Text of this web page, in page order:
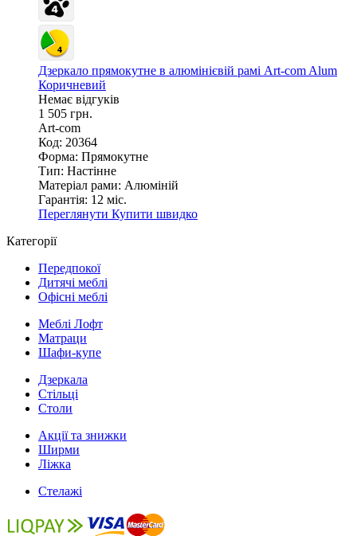
Дзеркало прямокутне в алюмінієвій рамі Art-com Alum
Коричневий
Немає відгуків
1 505 грн.
Art-com
Код: 20364
Форма: Прямокутне
Тип: Настінне
Матеріал рами: Алюміній
Гарантія: 12 міс.
Переглянути Купити швидко
Категорії
Передпокої
Дитячі меблі
Офісні меблі
Меблі Лофт
Матраци
Шафи-купе
Дзеркала
Стільці
Столи
Акції та знижки
Ширми
Ліжка
Стелажі